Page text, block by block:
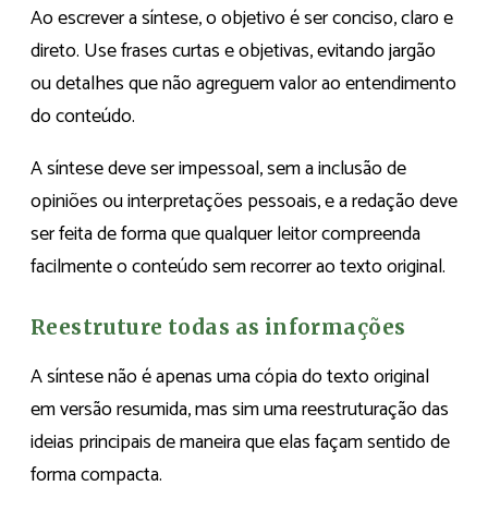
Ao escrever a síntese, o objetivo é ser conciso, claro e
direto. Use frases curtas e objetivas, evitando jargão
ou detalhes que não agreguem valor ao entendimento
do conteúdo.
A síntese deve ser impessoal, sem a inclusão de
opiniões ou interpretações pessoais, e a redação deve
ser feita de forma que qualquer leitor compreenda
facilmente o conteúdo sem recorrer ao texto original.
Reestruture todas as informações
A síntese não é apenas uma cópia do texto original
em versão resumida, mas sim uma reestruturação das
ideias principais de maneira que elas façam sentido de
forma compacta.